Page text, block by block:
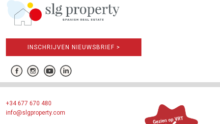
INSCHRIJVEN NIEUWSBRIEF >
+34 677 670 480
info@slgproperty.com